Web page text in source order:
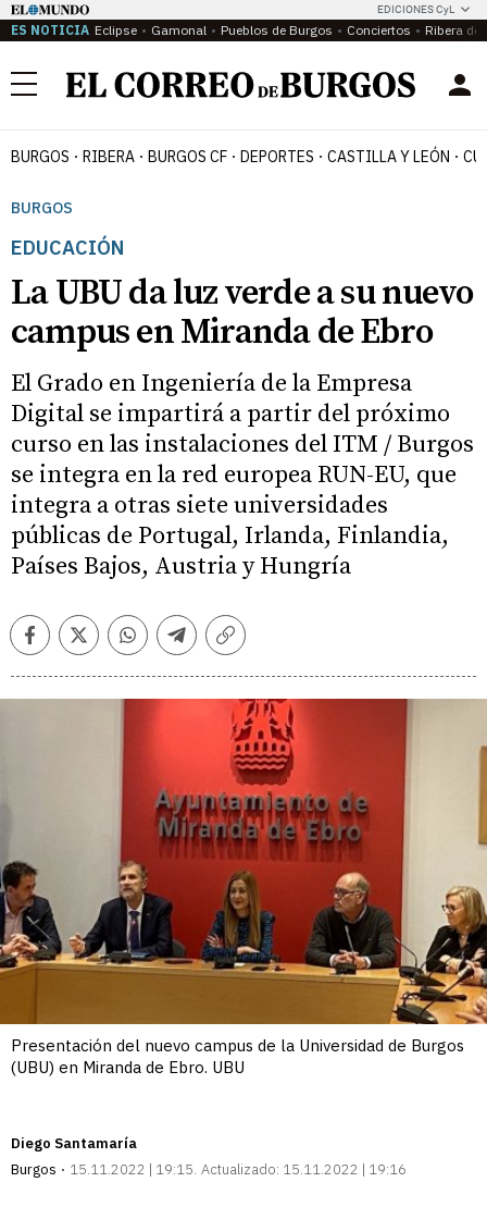
EDICIONES CyL
ES NOTICIA Eclipse Gamonal Pueblos de Burgos Conciertos Ribera del
Menú
BURGOS RIBERA BURGOS CF DEPORTES CASTILLA Y LEÓN
BURGOS
EDUCACIÓN
La UBU da luz verde a su nuevo
campus en Miranda de Ebro
El Grado en Ingeniería de la Empresa
Digital se impartirá a partir del próximo
curso en las instalaciones del ITM / Burgos
se integra en la red europea RUN-EU, que
integra a otras siete universidades
públicas de Portugal, Irlanda, Finlandia,
Países Bajos, Austria y Hungría
FacebookTwitterWhatsappTelegramCopiar
Presentación del nuevo campus de la Universidad de Burgos
(UBU) en Miranda de Ebro. UBU
Diego Santamaría
Burgos
15.11.2022 | 19:15 Actualizado: 15.11.2022 | 19:16